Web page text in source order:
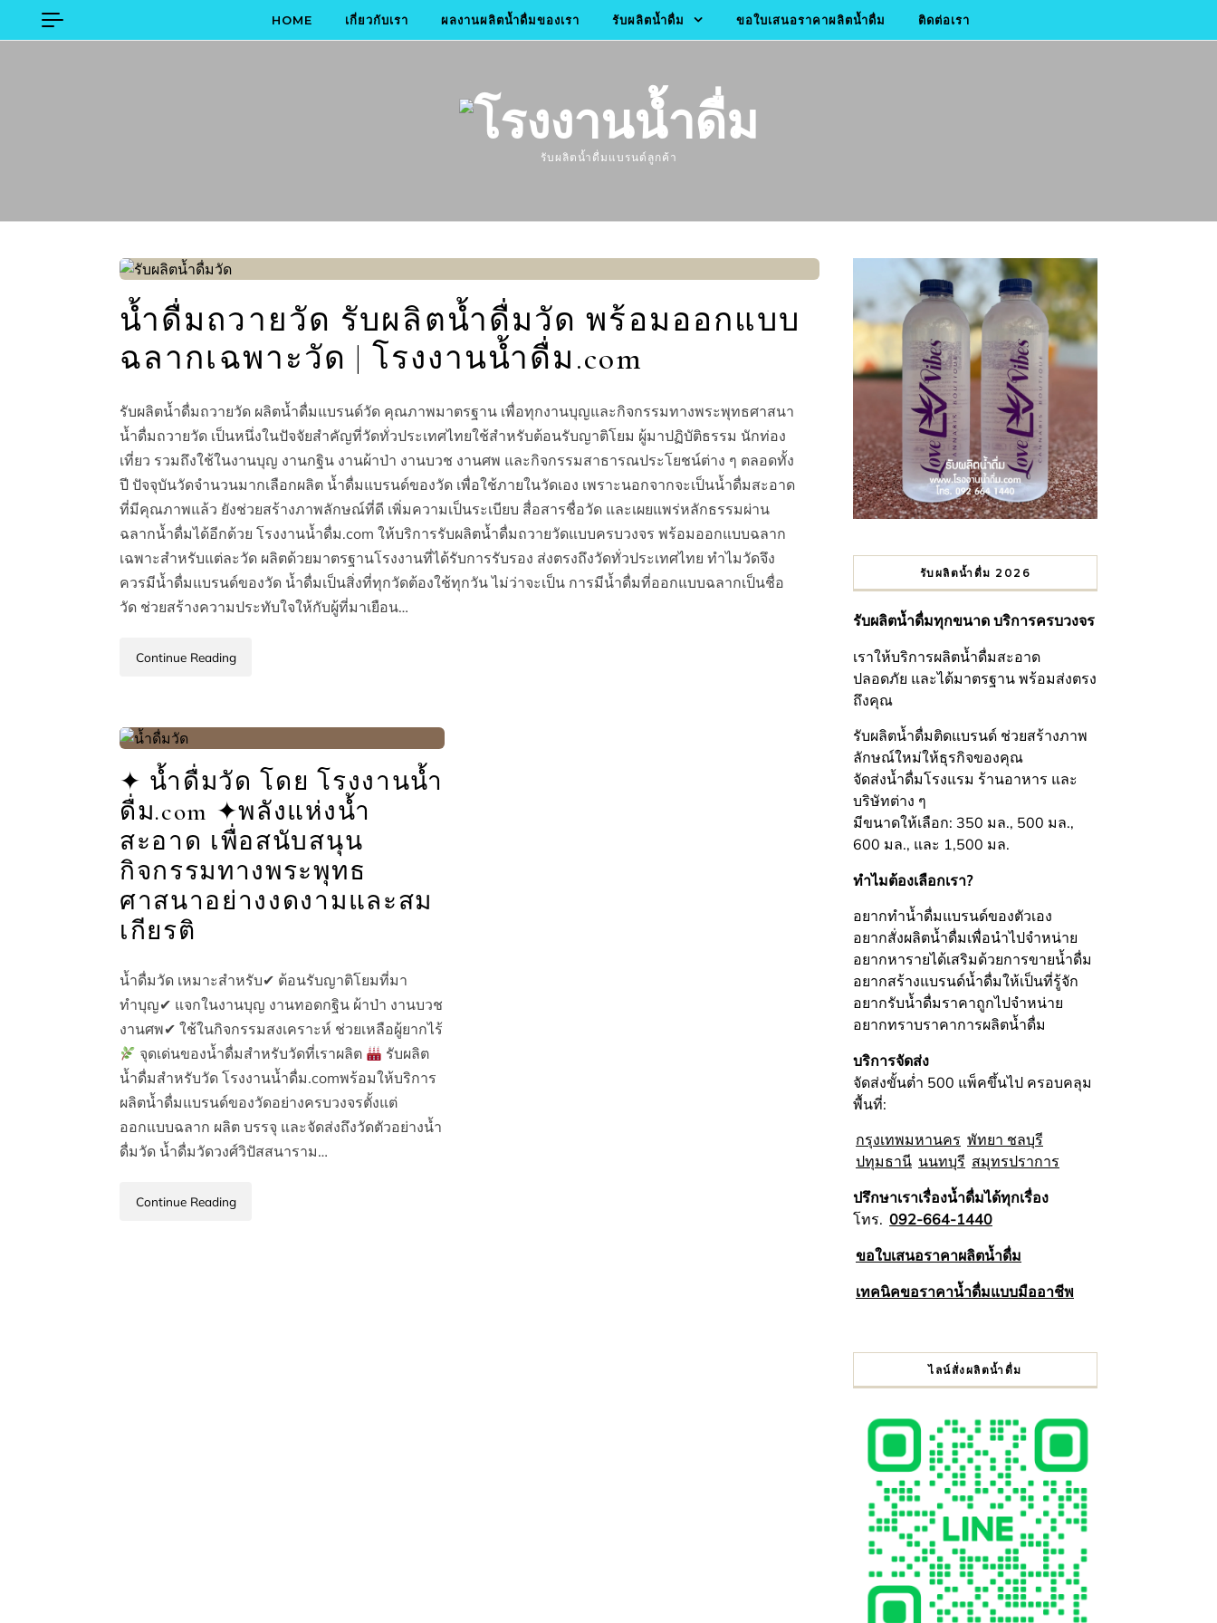
Skip to content
HOME เกี่ยวกับเรา ผลงานผลิตน้ำดื่มของเรา รับผลิตน้ำดื่ม ขอใบเสนอราคาผลิตน้ำดื่ม ติดต่อเรา
รับผลิตน้ำดื่มแบรนด์ลูกค้า
น้ำดื่มถวายวัด รับผลิตน้ำดื่มวัด พร้อมออกแบบ
ฉลากเฉพาะวัด | โรงงานน้ำดื่ม.com
รับผลิตน้ำดื่มถวายวัด ผลิตน้ำดื่มแบรนด์วัด คุณภาพมาตรฐาน เพื่อทุกงานบุญและกิจกรรมทางพระพุทธศาสนา
น้ำดื่มถวายวัด เป็นหนึ่งในปัจจัยสำคัญที่วัดทั่วประเทศไทยใช้สำหรับต้อนรับญาติโยม ผู้มาปฏิบัติธรรม นักท่อง
เที่ยว รวมถึงใช้ในงานบุญ งานกฐิน งานผ้าป่า งานบวช งานศพ และกิจกรรมสาธารณประโยชน์ต่าง ๆ ตลอดทั้ง
ปี ปัจจุบันวัดจำนวนมากเลือกผลิต น้ำดื่มแบรนด์ของวัด เพื่อใช้ภายในวัดเอง เพราะนอกจากจะเป็นน้ำดื่มสะอาด
ที่มีคุณภาพแล้ว ยังช่วยสร้างภาพลักษณ์ที่ดี เพิ่มความเป็นระเบียบ สื่อสารชื่อวัด และเผยแพร่หลักธรรมผ่าน
ฉลากน้ำดื่มได้อีกด้วย โรงงานน้ำดื่ม.com ให้บริการรับผลิตน้ำดื่มถวายวัดแบบครบวงจร พร้อมออกแบบฉลาก
เฉพาะสำหรับแต่ละวัด ผลิตด้วยมาตรฐานโรงงานที่ได้รับการรับรอง ส่งตรงถึงวัดทั่วประเทศไทย ทำไมวัดจึง
ควรมีน้ำดื่มแบรนด์ของวัด น้ำดื่มเป็นสิ่งที่ทุกวัดต้องใช้ทุกวัน ไม่ว่าจะเป็น การมีน้ำดื่มที่ออกแบบฉลากเป็นชื่อ
วัด ช่วยสร้างความประทับใจให้กับผู้ที่มาเยือน…
Continue Reading
✦ น้ำดื่มวัด โดย โรงงานน้ำ
ดื่ม.com ✦พลังแห่งน้ำ
สะอาด เพื่อสนับสนุน
กิจกรรมทางพระพุทธ
ศาสนาอย่างงดงามและสม
เกียรติ
น้ำดื่มวัด เหมาะสำหรับ✔ ต้อนรับญาติโยมที่มา
ทำบุญ✔ แจกในงานบุญ งานทอดกฐิน ผ้าป่า งานบวช
งานศพ✔ ใช้ในกิจกรรมสงเคราะห์ ช่วยเหลือผู้ยากไร้
จุดเด่นของน้ำดื่มสำหรับวัดที่เราผลิต
รับผลิต
น้ำดื่มสำหรับวัด โรงงานน้ำดื่ม.comพร้อมให้บริการ
ผลิตน้ำดื่มแบรนด์ของวัดอย่างครบวงจรตั้งแต่
ออกแบบฉลาก ผลิต บรรจุ และจัดส่งถึงวัดตัวอย่างน้ำ
ดื่มวัด น้ำดื่มวัดวงศ์วิปัสสนาราม…
Continue Reading
รับผลิตน้ำดื่ม 2026
รับผลิตน้ำดื่มทุกขนาด บริการครบวงจร
เราให้บริการผลิตน้ำดื่มสะอาด
ปลอดภัย และได้มาตรฐาน พร้อมส่งตรง
ถึงคุณ
รับผลิตน้ำดื่มติดแบรนด์ ช่วยสร้างภาพ
ลักษณ์ใหม่ให้ธุรกิจของคุณ
จัดส่งน้ำดื่มโรงแรม ร้านอาหาร และ
บริษัทต่าง ๆ
มีขนาดให้เลือก: 350 มล., 500 มล.,
600 มล., และ 1,500 มล.
ทำไมต้องเลือกเรา?
อยากทำน้ำดื่มแบรนด์ของตัวเอง
อยากสั่งผลิตน้ำดื่มเพื่อนำไปจำหน่าย
อยากหารายได้เสริมด้วยการขายน้ำดื่ม
อยากสร้างแบรนด์น้ำดื่มให้เป็นที่รู้จัก
อยากรับน้ำดื่มราคาถูกไปจำหน่าย
อยากทราบราคาการผลิตน้ำดื่ม
บริการจัดส่ง
จัดส่งขั้นต่ำ 500 แพ็คขึ้นไป ครอบคลุม
พื้นที่:
กรุงเทพมหานคร พัทยา ชลบุรี
ปทุมธานี นนทบุรี สมุทรปราการ
ปรึกษาเราเรื่องน้ำดื่มได้ทุกเรื่อง
โทร. 092-664-1440
ขอใบเสนอราคาผลิตน้ำดื่ม
เทคนิคขอราคาน้ำดื่มแบบมืออาชีพ
ไลน์สั่งผลิตน้ำดื่ม